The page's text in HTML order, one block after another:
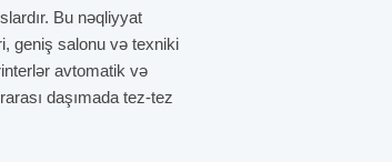
Bu nəqliyyat
geniş salonu və texniki
avtomatik və
daşımada tez-tez